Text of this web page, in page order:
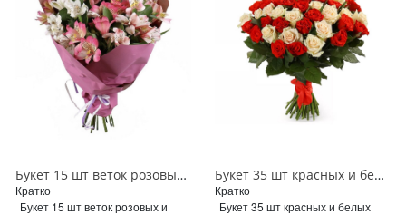
Букет 15 шт веток розовых и белых альстрометрии
Кратко
Букет 15 шт веток розовых и
Букет 35 шт красных и белых роз
Кратко
Букет 35 шт красных и белых